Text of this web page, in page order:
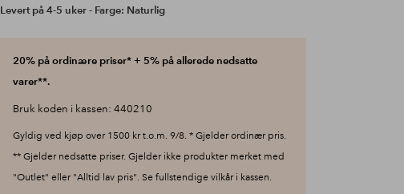
Levert på 4-5 uker - Farge: Naturlig
20% på ordinære priser* + 5% på allerede nedsatte
varer**.
Bruk koden i kassen: 440210
Gyldig ved kjøp over 1500 kr t.o.m. 9/8. * Gjelder ordinær pris.
** Gjelder nedsatte priser. Gjelder ikke produkter merket med
"Outlet" eller "Alltid lav pris". Se fullstendige vilkår i kassen.